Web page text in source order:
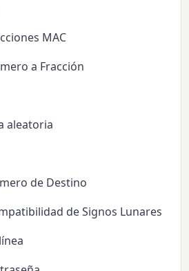
MAC
a Fracción
aleatoria
de Destino
de Signos Lunares